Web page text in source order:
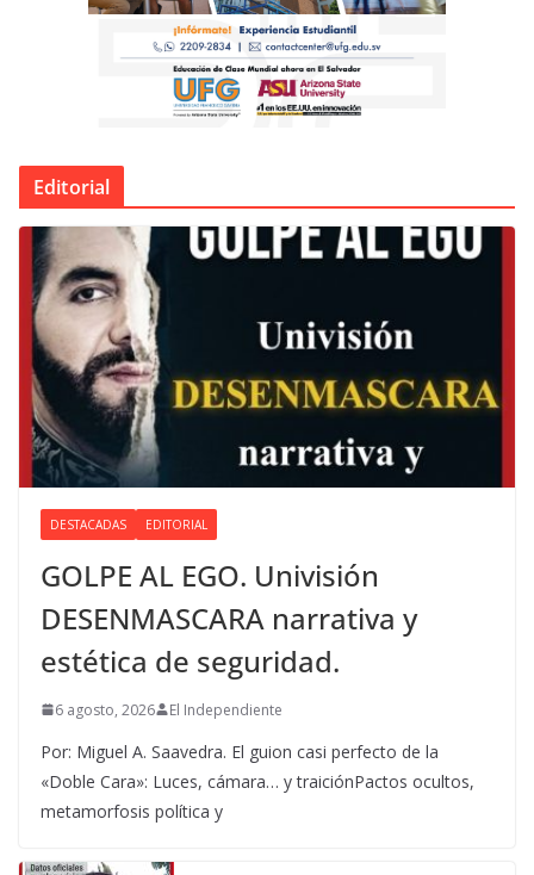
Editorial
DESTACADAS EDITORIAL
GOLPE AL EGO. Univisión
DESENMASCARA narrativa y
estética de seguridad.
6 agosto, 2026 El Independiente
Por: Miguel A. Saavedra. El guion casi perfecto de la
«Doble Cara»: Luces, cámara… y traiciónPactos ocultos,
metamorfosis política y